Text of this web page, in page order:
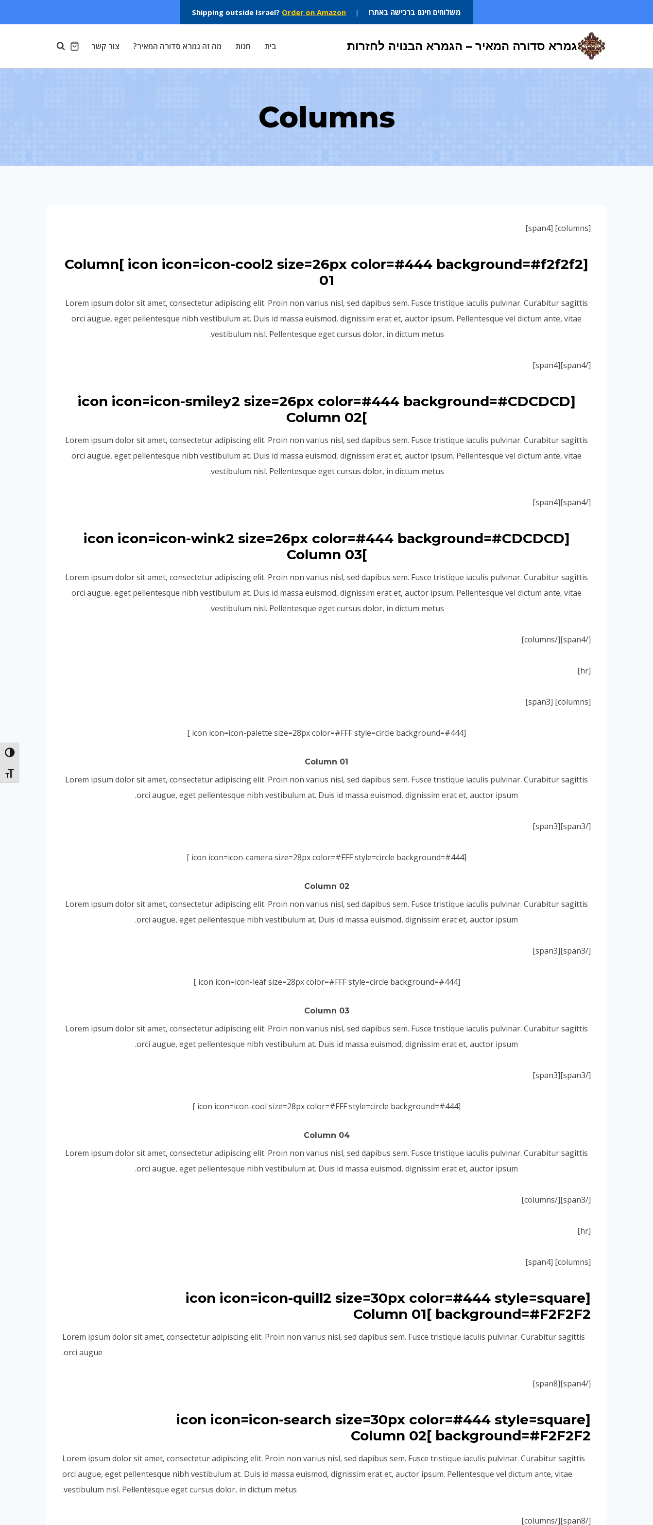
מתג
to
משלוחים חינם ברכישה באתר! |
Shipping outside Israel? Order on Amazon
גמרא סדורה המאיר – הגמרא הבנויה לחזרות בית חנות מה זה גמרא סדורה המאיר? צור קשר
Columns
[columns] [span4]
[icon icon=icon-cool2 size=26px color=#444 background=#f2f2f2 ]Column
01
Lorem ipsum dolor sit amet, consectetur adipiscing elit. Proin non varius nisl, sed dapibus sem. Fusce tristique iaculis pulvinar. Curabitur sagittis
orci augue, eget pellentesque nibh vestibulum at. Duis id massa euismod, dignissim erat et, auctor ipsum. Pellentesque vel dictum ante, vitae
vestibulum nisl. Pellentesque eget cursus dolor, in dictum metus.
[/span4][span4]
[icon icon=icon-smiley2 size=26px color=#444 background=#CDCDCD
]Column 02
Lorem ipsum dolor sit amet, consectetur adipiscing elit. Proin non varius nisl, sed dapibus sem. Fusce tristique iaculis pulvinar. Curabitur sagittis
orci augue, eget pellentesque nibh vestibulum at. Duis id massa euismod, dignissim erat et, auctor ipsum. Pellentesque vel dictum ante, vitae
vestibulum nisl. Pellentesque eget cursus dolor, in dictum metus.
[/span4][span4]
[icon icon=icon-wink2 size=26px color=#444 background=#CDCDCD
]Column 03
Lorem ipsum dolor sit amet, consectetur adipiscing elit. Proin non varius nisl, sed dapibus sem. Fusce tristique iaculis pulvinar. Curabitur sagittis
orci augue, eget pellentesque nibh vestibulum at. Duis id massa euismod, dignissim erat et, auctor ipsum. Pellentesque vel dictum ante, vitae
vestibulum nisl. Pellentesque eget cursus dolor, in dictum metus.
[/span4][/columns]
[hr]
[columns] [span3]
[icon icon=icon-palette size=28px color=#FFF style=circle background=#444 ]
Column 01
Lorem ipsum dolor sit amet, consectetur adipiscing elit. Proin non varius nisl, sed dapibus sem. Fusce tristique iaculis pulvinar. Curabitur sagittis
orci augue, eget pellentesque nibh vestibulum at. Duis id massa euismod, dignissim erat et, auctor ipsum.
[/span3][span3]
[icon icon=icon-camera size=28px color=#FFF style=circle background=#444 ]
Column 02
Lorem ipsum dolor sit amet, consectetur adipiscing elit. Proin non varius nisl, sed dapibus sem. Fusce tristique iaculis pulvinar. Curabitur sagittis
orci augue, eget pellentesque nibh vestibulum at. Duis id massa euismod, dignissim erat et, auctor ipsum.
[/span3][span3]
[icon icon=icon-leaf size=28px color=#FFF style=circle background=#444 ]
Column 03
Lorem ipsum dolor sit amet, consectetur adipiscing elit. Proin non varius nisl, sed dapibus sem. Fusce tristique iaculis pulvinar. Curabitur sagittis
orci augue, eget pellentesque nibh vestibulum at. Duis id massa euismod, dignissim erat et, auctor ipsum.
[/span3][span3]
[icon icon=icon-cool size=28px color=#FFF style=circle background=#444 ]
Column 04
Lorem ipsum dolor sit amet, consectetur adipiscing elit. Proin non varius nisl, sed dapibus sem. Fusce tristique iaculis pulvinar. Curabitur sagittis
orci augue, eget pellentesque nibh vestibulum at. Duis id massa euismod, dignissim erat et, auctor ipsum.
[/span3][/columns]
[hr]
[columns] [span4]
[icon icon=icon-quill2 size=30px color=#444 style=square
background=#F2F2F2 ]Column 01
Lorem ipsum dolor sit amet, consectetur adipiscing elit. Proin non varius nisl, sed dapibus sem. Fusce tristique iaculis pulvinar. Curabitur sagittis
orci augue.
[/span4][span8]
[icon icon=icon-search size=30px color=#444 style=square
background=#F2F2F2 ]Column 02
Lorem ipsum dolor sit amet, consectetur adipiscing elit. Proin non varius nisl, sed dapibus sem. Fusce tristique iaculis pulvinar. Curabitur sagittis
orci augue, eget pellentesque nibh vestibulum at. Duis id massa euismod, dignissim erat et, auctor ipsum. Pellentesque vel dictum ante, vitae
vestibulum nisl. Pellentesque eget cursus dolor, in dictum metus.
[/span8][/columns]